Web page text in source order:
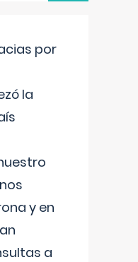
por
la
y en
a